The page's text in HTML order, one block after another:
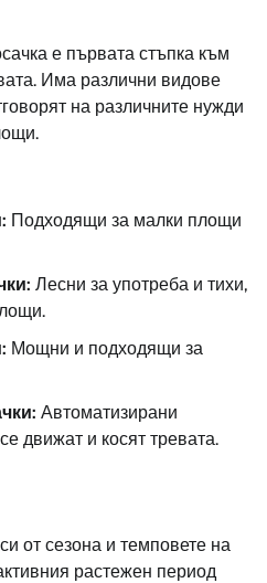
е първата стъпка към
Има различни видове
на различните нужди
Подходящи за малки площи
Лесни за употреба и тихи,
Мощни и подходящи за
Автоматизирани
движат и косят тревата.
от сезона и темповете на
растежен период